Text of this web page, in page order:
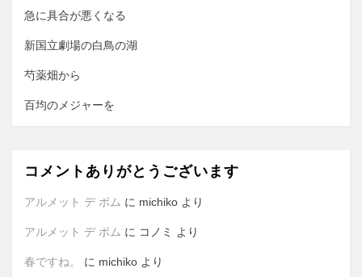
ン
急に具合が悪くなる
新国立劇場の白鳥の湖
芍薬畑から
百均のメジャーを
コメントありがとうございます
アルメット デ ポム に michiko より
アルメット デ ポム に コノミ より
春ですね。 に michiko より